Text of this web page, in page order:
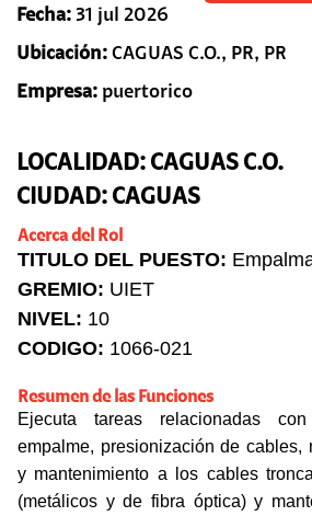
Fecha: 31 jul 2026
Ubicación: CAGUAS C.O., PR, PR
Empresa: puertorico
LOCALIDAD: CAGUAS C.O.
CIUDAD: CAGUAS
Acerca del Rol
TITULO DEL PUESTO:
GREMIO: UIET
NIVEL: 10
CODIGO: 1066-021
Resumen de las Funciones
Ejecuta tareas relacionadas
empalme, presionización de cables,
y mantenimiento a los cables
(metálicos y de fibra óptica) y